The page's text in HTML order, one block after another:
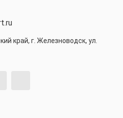
край, г. Железноводск, ул.